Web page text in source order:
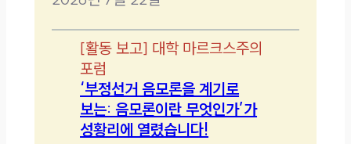
[활동 보고] 대학 마르크스주의
포럼
‘부정선거 음모론을 계기로
보는: 음모론이란 무엇인가’가
성황리에 열렸습니다!